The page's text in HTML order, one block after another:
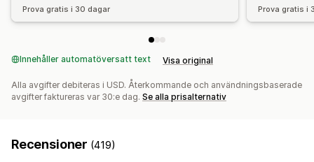
Prova gratis i 30 dagar Prova gratis i
Innehåller automatöversatt text Visa original
Alla avgifter debiteras i USD. Återkommande och användningsbaserade
avgifter faktureras var 30:e dag. Se alla prisalternativ
Recensioner (419)